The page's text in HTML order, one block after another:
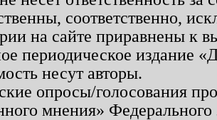
соответственно,
на сайте приравнены к
периодическое издание
несут авторы.
опросы/голосования
мнения»